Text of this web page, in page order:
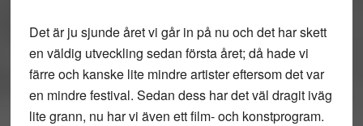
Det är ju sjunde året vi går in på nu och det har skett
en väldig utveckling sedan första året; då hade vi
färre och kanske lite mindre artister eftersom det var
en mindre festival. Sedan dess har det väl dragit iväg
lite grann, nu har vi även ett film- och konstprogram.